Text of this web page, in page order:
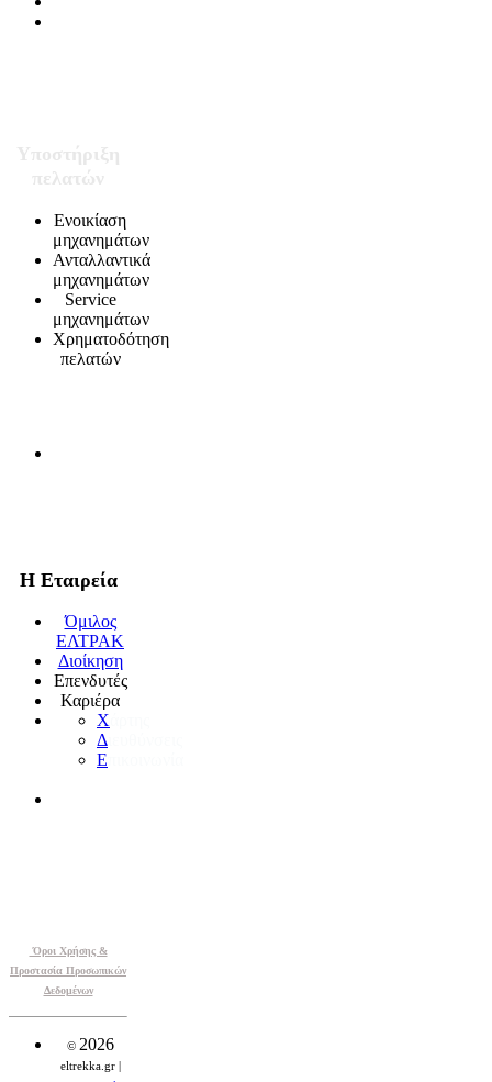
Ενοικίαση
μηχανημάτων
Ανταλλαντικά
μηχανημάτων
Service
μηχανημάτων
Χρηματοδότηση
πελατών
Η Εταιρεία
Όμιλος
ΕΛΤΡΑΚ
Διοίκηση
Επενδυτές
Καριέρα
Χ
Δ
Ε
Όροι Χρήσης &
Προστασία Προσωπικών
Δεδομένων
© 2026
eltrekka.gr |